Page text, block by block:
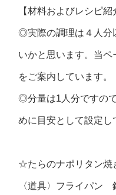
【材料およびレシピ紹
◎実際の調理は４人分
いかと思います。当
をご案内しています。
◎分量は1人分ですの
めに目安として設定し
☆たらのナポリタン
〈道具〉フライパ